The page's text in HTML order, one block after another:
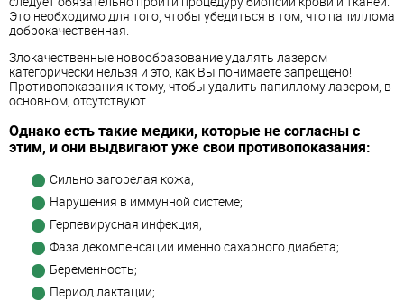
Это необходимо для того, чтобы убедиться в том, что папиллома
доброкачественная.
Злокачественные новообразование удалять лазером
категорически нельзя и это, как Вы понимаете запрещено!
Противопоказания к тому, чтобы удалить папиллому лазером, в
основном, отсутствуют.
Однако есть такие медики, которые не согласны с
этим, и они выдвигают уже свои противопоказания:
Сильно загорелая кожа;
Нарушения в иммунной системе;
Герпевирусная инфекция;
Фаза декомпенсации именно сахарного диабета;
Беременность;
Период лактации;